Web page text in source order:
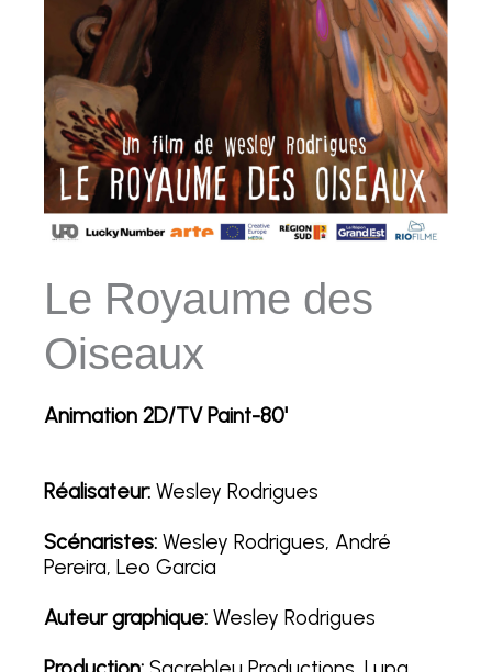
Le Royaume des
Oiseaux
Animation 2D/TV Paint-80'
Réalisateur: Wesley Rodrigues
Scénaristes: Wesley Rodrigues, André
Pereira, Leo Garcia
Auteur graphique: Wesley Rodrigues